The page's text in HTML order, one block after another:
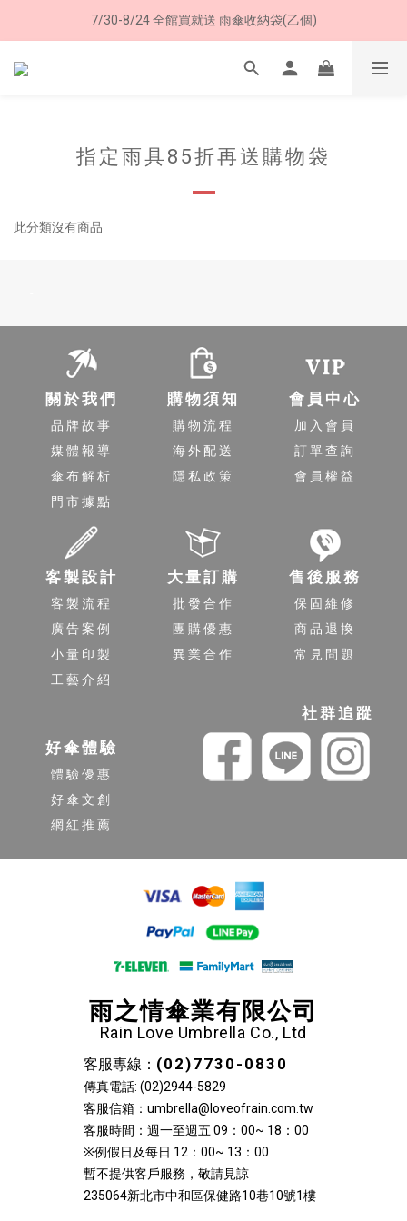
8/8 父親節限定 超商取貨免運費
7/30-8/24 全館買就送 雨傘收納袋(乙個)
8/8 父親節限定 超商取貨免運費
指定雨具85折再送購物袋
此分類沒有商品
關於我們
品牌故事
媒體報導
傘布解析
門市據點
購物須知
購物流程
海外配送
隱私政策
會員中心
加入會員
訂單查詢
會員權益
客製設計
客製流程
廣告案例
小量印製
工藝介紹
大量訂購
批發合作
團購優惠
異業合作
售後服務
保固維修
商品退換
常見問題
好傘體驗
體驗優惠
好傘文創
網紅推薦
社群追蹤
雨之情傘業有限公司
Rain Love Umbrella Co., Ltd
客服專線： (02)7730-0830
傳真電話: (02)2944-5829
客服信箱：umbrella@loveofrain.com.tw
客服時間：週一至週五 09：00~ 18：00
※例假日及每日 12：00~ 13：00
暫不提供客戶服務，敬請見諒
235064新北市中和區保健路10巷10號1樓